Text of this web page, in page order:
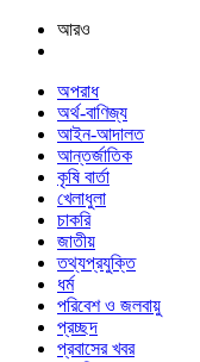
আরও
অপরাধ
অর্থ-বাণিজ্য
আইন-আদালত
আন্তর্জাতিক
কৃষি বার্তা
খেলাধুলা
চাকরি
জাতীয়
তথ্যপ্রযুক্তি
ধর্ম
পরিবেশ ও জলবায়ু
প্রচ্ছদ
প্রবাসের খবর